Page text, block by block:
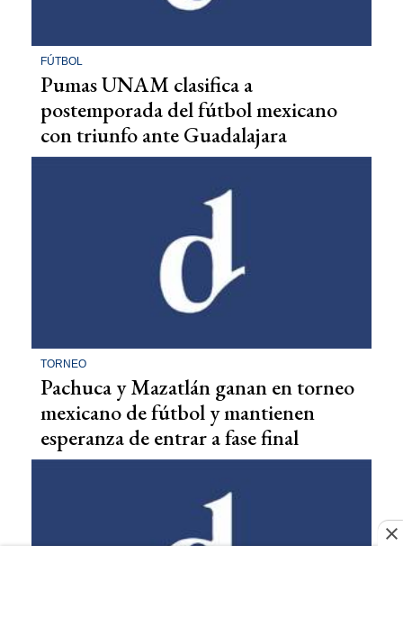
FÚTBOL
Pumas UNAM clasifica a
postemporada del fútbol mexicano
con triunfo ante Guadalajara
TORNEO
Pachuca y Mazatlán ganan en torneo
mexicano de fútbol y mantienen
esperanza de entrar a fase final